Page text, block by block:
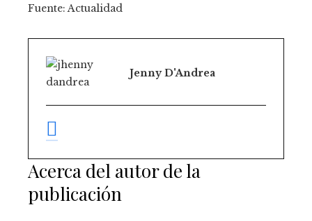
Fuente: Actualidad
Jenny D'Andrea
Acerca del autor de la
publicación